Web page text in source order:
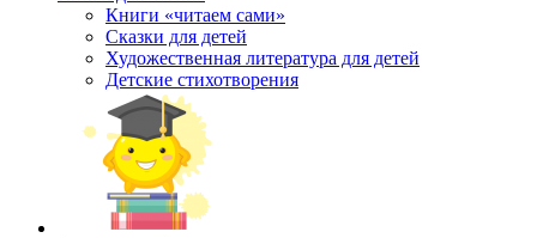
Книги «читаем сами»
Сказки для детей
Художественная литература для детей
Детские стихотворения